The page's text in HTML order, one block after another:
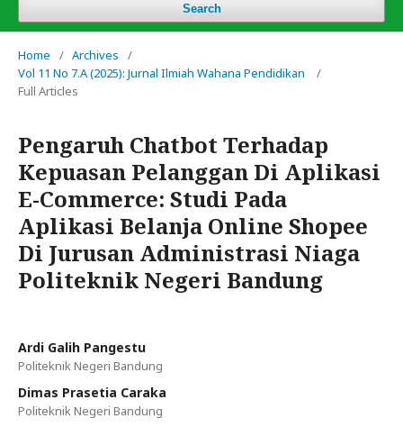
Search
Home / Archives
/
Vol 11 No 7.A (2025): Jurnal Ilmiah Wahana Pendidikan
/
Full Articles
Pengaruh Chatbot Terhadap
Kepuasan Pelanggan Di Aplikasi
E-Commerce: Studi Pada
Aplikasi Belanja Online Shopee
Di Jurusan Administrasi Niaga
Politeknik Negeri Bandung
Ardi Galih Pangestu
Politeknik Negeri Bandung
Dimas Prasetia Caraka
Politeknik Negeri Bandung